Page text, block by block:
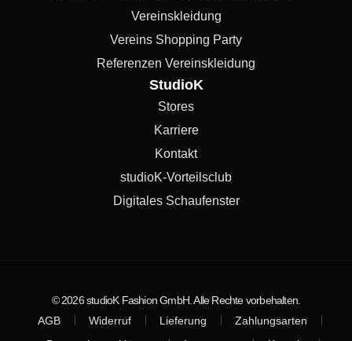
Vereinskleidung
Vereins Shopping Party
Referenzen Vereinskleidung
StudioK
Stores
Karriere
Kontakt
studioK-Vorteilsclub
Digitales Schaufenster
© 2026 studioK Fashion GmbH. Alle Rechte vorbehalten.
AGB
Widerruf Lieferung
Zahlungsarten